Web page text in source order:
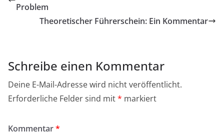
Problem
Theoretischer Führerschein: Ein Kommentar
Schreibe einen Kommentar
Deine E-Mail-Adresse wird nicht veröffentlicht.
Erforderliche Felder sind mit* markiert
Kommentar*